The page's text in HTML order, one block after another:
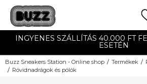
INGYENES SZÁLLÍTÁS 40.000 FT
ESETÉN
Buzz Sneakers Station - Online shop Termékek
Rövidnadrágok és pólók